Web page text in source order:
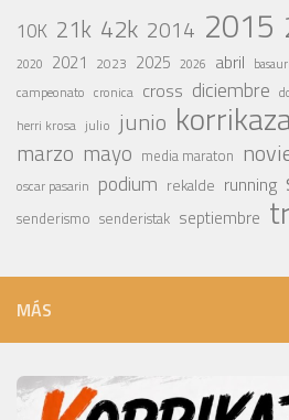
10K 21k 42k 2014 2015
2020 2021 2023 2025 2026 abril basauri
campeonato cronica cross diciembre
herri krosa julio junio
marzo mayo media maraton
oscar pasarin podium rekalde running
senderismo senderistak septiembre
MÁS